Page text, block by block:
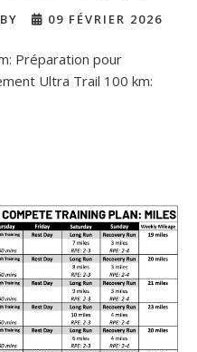
09 FÉVRIER 2026
Préparation pour
Ultra Trail 100 km: